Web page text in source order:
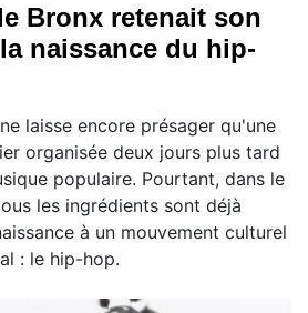
Bronx retenait son
naissance du hip-
laisse encore présager qu'une
organisée deux jours plus tard
populaire. Pourtant, dans le
les ingrédients sont déjà
à un mouvement culturel
: le hip-hop.